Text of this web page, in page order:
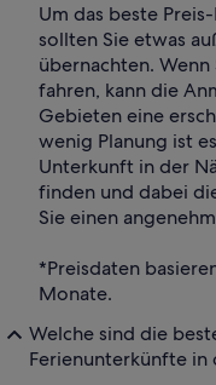
Um das beste
sollten Sie etwas
übernachten.
fahren, kann die
Gebieten eine
wenig Planung ist
Unterkunft in der
finden und dabei
Sie einen
*Preisdaten
Monate.
Welche sind die
Ferienunterkünfte in